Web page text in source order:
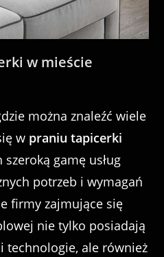
w mieście
można znaleźć wiele
w praniu tapicerki
szeroką gamę usług
potrzeb i wymagań
firmy zajmujące się
nie tylko posiadają
technologie, ale również